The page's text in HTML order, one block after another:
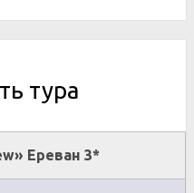
тура
Ереван 3*